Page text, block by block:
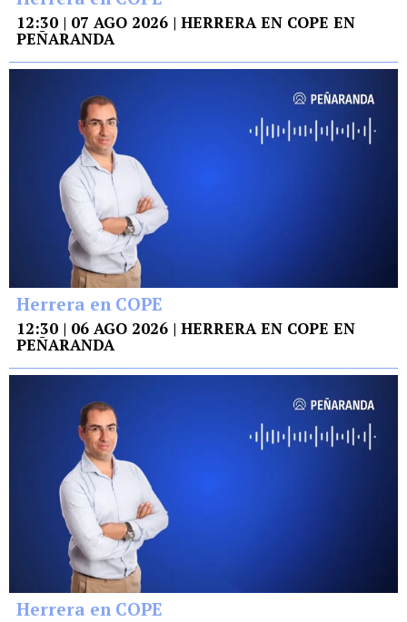
12:30 | 07 AGO 2026 | HERRERA EN COPE EN
PEÑARANDA
Herrera en COPE
12:30 | 06 AGO 2026 | HERRERA EN COPE EN
PEÑARANDA
Herrera en COPE